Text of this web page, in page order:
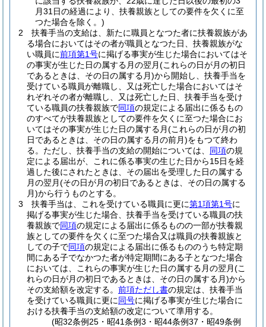
月31日の経過により、扶養親族としての要件を欠くに至
つた場合を除く。)
2
扶養手当の支給は、新たに職員となつた者に扶養親族があ
る場合においてはその者が職員となつた日、扶養親族がな
い職員に前項第1号に掲げる事実が生じた場合においてはそ
の事実が生じた日の属する月の翌月(これらの日が月の初日
であるときは、その日の属する月)から開始し、扶養手当を
受けている職員が離職し、又は死亡した場合においてはそ
れぞれその者が離職し、又は死亡した日、扶養手当を受け
ている職員の扶養親族で同項の規定による届出に係るもの
のすべてが扶養親族としての要件を欠くに至つた場合にお
いてはその事実が生じた日の属する月(これらの日が月の初
日であるときは、その日の属する月の前月)をもつて終わ
る。 ただし、扶養手当の支給の開始については、 同項の規
定による届出が、これに係る事実の生じた日から15日を経
過した後にされたときは、その届出を受理した日の属する
月の翌月(その日が月の初日であるときは、その日の属する
月)から行うものとする。
3
扶養手当は、これを受けている職員に更に第1項第1号に
掲げる事実が生じた場合、扶養手当を受けている職員の扶
養親族で同項の規定による届出に係るものの一部が扶養親
族としての要件を欠くに至つた場合又は職員の扶養親族と
しての子で同項の規定による届出に係るもののうち特定期
間にある子でなかつた者が特定期間にある子となつた場合
においては、これらの事実が生じた日の属する月の翌月(こ
れらの日が月の初日であるときは、その日の属する月)から
その支給額を改定する。 前項ただし書の規定は、扶養手当
を受けている職員に更に同号に掲げる事実が生じた場合に
おける扶養手当の支給額の改定について準用する。
(昭32条例25・昭41条例3・昭44条例37・昭49条例